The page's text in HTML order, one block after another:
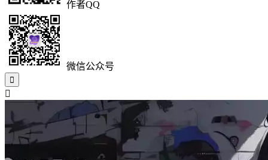
作者QQ
微信公众号